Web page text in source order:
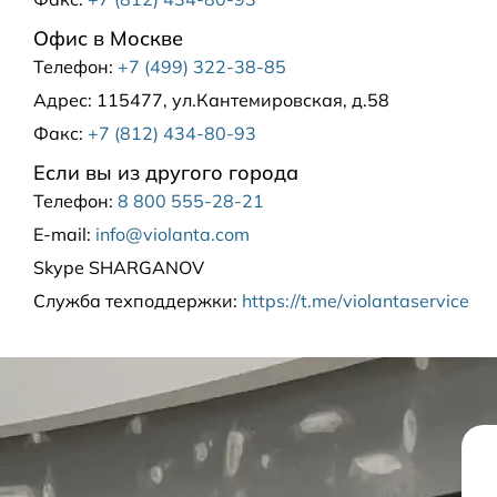
Офис в Москве
Телефон: +7 (499) 322-38-85
Адрес: 115477, ул.Кантемировская, д.58
Факс: +7 (812) 434-80-93
Если вы из другого города
Телефон: 8 800 555-28-21
E-mail: info@violanta.com
Skype SHARGANOV
Служба техподдержки: https://t.me/violantaservice